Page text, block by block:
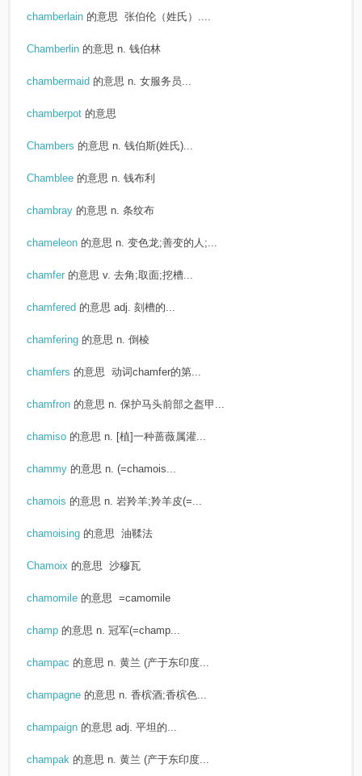
chamberlain 的意思 张伯伦（姓氏）....
Chamberlin 的意思 n. 钱伯林
chambermaid 的意思 n. 女服务员...
chamberpot 的意思
Chambers 的意思 n. 钱伯斯(姓氏)...
Chamblee 的意思 n. 钱布利
chambray 的意思 n. 条纹布
chameleon 的意思 n. 变色龙;善变的人;...
chamfer 的意思 v. 去角;取面;挖槽...
chamfered 的意思 adj. 刻槽的...
chamfering 的意思 n. 倒棱
chamfers 的意思 动词chamfer的第...
chamfron 的意思 n. 保护马头前部之盔甲...
chamiso 的意思 n. [植]一种蔷薇属灌...
chammy 的意思 n. (=chamois...
chamois 的意思 n. 岩羚羊;羚羊皮(=...
chamoising 的意思 油鞣法
Chamoix 的意思 沙穆瓦
chamomile 的意思 =camomile
champ 的意思 n. 冠军(=champ...
champac 的意思 n. 黄兰 (产于东印度...
champagne 的意思 n. 香槟酒;香槟色...
champaign 的意思 adj. 平坦的...
champak 的意思 n. 黄兰 (产于东印度...